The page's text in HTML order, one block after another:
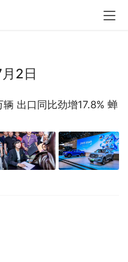
2日
出口同比劲增17.8% 蝉